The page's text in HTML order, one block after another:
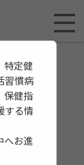
特定健
習慣病
保健指
する情
へお進